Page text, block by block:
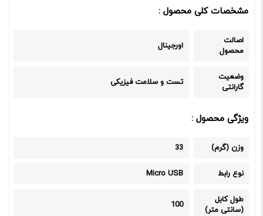
مشخصات کلی محصول :
اصالت
محصول
اورجینال
وضعیت
گارانتی
تست و سلامت فیزیکی
ویژگی محصول :
وزن (گرم) 33
نوع رابط Micro USB
طول کابل
(سانتی متر)
100